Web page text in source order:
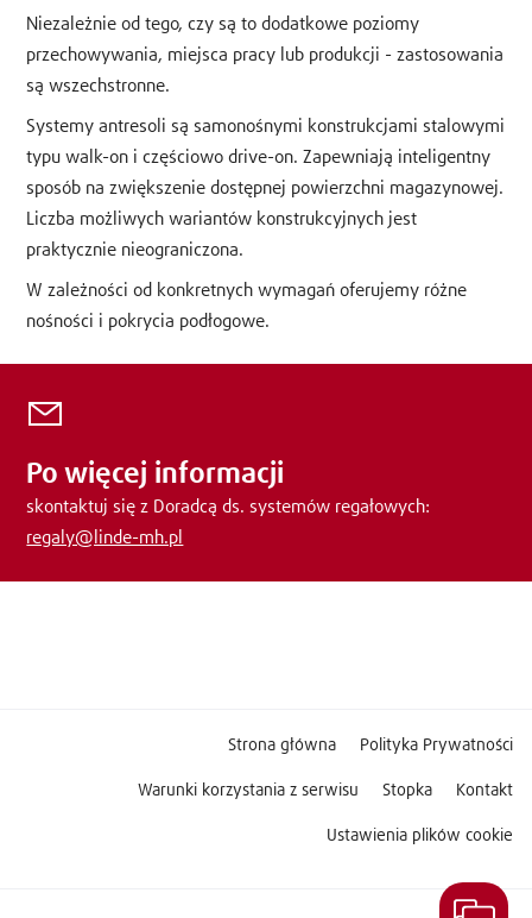
Niezależnie od tego, czy są to dodatkowe poziomy
przechowywania, miejsca pracy lub produkcji - zastosowania
są wszechstronne.
Systemy antresoli są samonośnymi konstrukcjami stalowymi
typu walk-on i częściowo drive-on. Zapewniają inteligentny
sposób na zwiększenie dostępnej powierzchni magazynowej.
Liczba możliwych wariantów konstrukcyjnych jest
praktycznie nieograniczona.
W zależności od konkretnych wymagań oferujemy różne
nośności i pokrycia podłogowe.
Po więcej informacji
skontaktuj się z Doradcą ds. systemów regałowych:
regaly@linde-mh.pl
Strona główna Polityka Prywatności
Warunki korzystania z serwisu Stopka Kontakt
Ustawienia plików cookie